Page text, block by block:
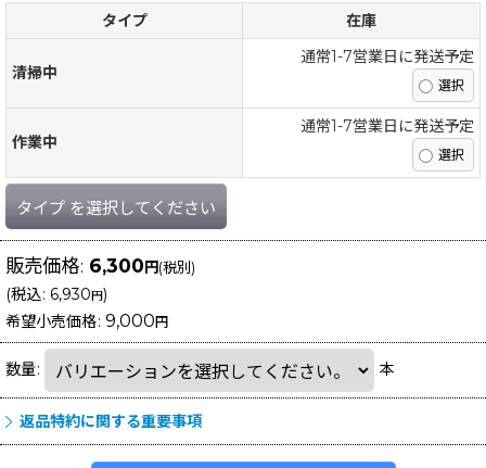
タイプ 在庫
清掃中
通常1-7営業日に発送予定
作業中
通常1-7営業日に発送予定
タイプ を選択してください
販売価格: 6,300円(税別)
(税込: 6,930 円)
希望小売価格: 9,000 円
数量: 本
返品特約に関する重要事項